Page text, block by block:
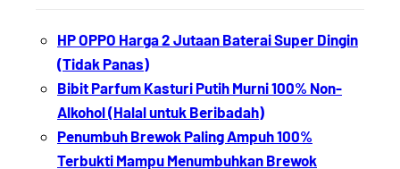
HP OPPO Harga 2 Jutaan Baterai Super Dingin
(Tidak Panas)
Bibit Parfum Kasturi Putih Murni 100% Non-
Alkohol (Halal untuk Beribadah)
Penumbuh Brewok Paling Ampuh 100%
Terbukti Mampu Menumbuhkan Brewok